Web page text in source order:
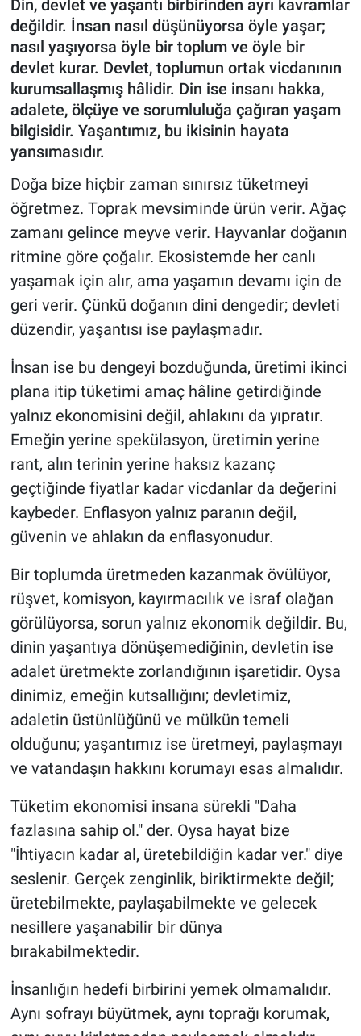
Din, devlet ve yaşantı birbirinden ayrı kavramlar
değildir. İnsan nasıl düşünüyorsa öyle yaşar;
nasıl yaşıyorsa öyle bir toplum ve öyle bir
devlet kurar. Devlet, toplumun ortak vicdanının
kurumsallaşmış hâlidir. Din ise insanı hakka,
adalete, ölçüye ve sorumluluğa çağıran yaşam
bilgisidir. Yaşantımız, bu ikisinin hayata
yansımasıdır.
Doğa bize hiçbir zaman sınırsız tüketmeyi
öğretmez. Toprak mevsiminde ürün verir. Ağaç
zamanı gelince meyve verir. Hayvanlar doğanın
ritmine göre çoğalır. Ekosistemde her canlı
yaşamak için alır, ama yaşamın devamı için de
geri verir. Çünkü doğanın dini dengedir; devleti
düzendir, yaşantısı ise paylaşmadır.
İnsan ise bu dengeyi bozduğunda, üretimi ikinci
plana itip tüketimi amaç hâline getirdiğinde
yalnız ekonomisini değil, ahlakını da yıpratır.
Emeğin yerine spekülasyon, üretimin yerine
rant, alın terinin yerine haksız kazanç
geçtiğinde fiyatlar kadar vicdanlar da değerini
kaybeder. Enflasyon yalnız paranın değil,
güvenin ve ahlakın da enflasyonudur.
Bir toplumda üretmeden kazanmak övülüyor,
rüşvet, komisyon, kayırmacılık ve israf olağan
görülüyorsa, sorun yalnız ekonomik değildir. Bu,
dinin yaşantıya dönüşemediğinin, devletin ise
adalet üretmekte zorlandığının işaretidir. Oysa
dinimiz, emeğin kutsallığını; devletimiz,
adaletin üstünlüğünü ve mülkün temeli
olduğunu; yaşantımız ise üretmeyi, paylaşmayı
ve vatandaşın hakkını korumayı esas almalıdır.
Tüketim ekonomisi insana sürekli "Daha
fazlasına sahip ol." der. Oysa hayat bize
"İhtiyacın kadar al, üretebildiğin kadar ver." diye
seslenir. Gerçek zenginlik, biriktirmekte değil;
üretebilmekte, paylaşabilmekte ve gelecek
nesillere yaşanabilir bir dünya
bırakabilmektedir.
İnsanlığın hedefi birbirini yemek olmamalıdır.
Aynı sofrayı büyütmek, aynı toprağı korumak,